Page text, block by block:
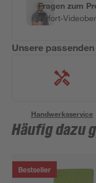
Fragen zum
Sofort-
Unsere
Handwerksservice
Häufig dazu
Bestseller